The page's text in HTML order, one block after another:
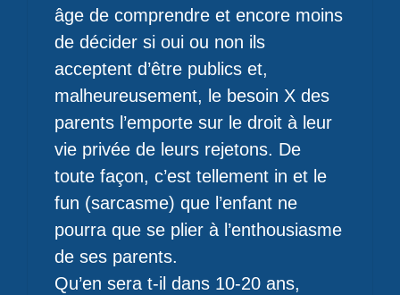
âge de comprendre et encore moins
de décider si oui ou non ils
acceptent d’être publics et,
malheureusement, le besoin X des
parents l’emporte sur le droit à leur
vie privée de leurs rejetons. De
toute façon, c’est tellement in et le
fun (sarcasme) que l’enfant ne
pourra que se plier à l’enthousiasme
de ses parents.
Qu’en sera t-il dans 10-20 ans,